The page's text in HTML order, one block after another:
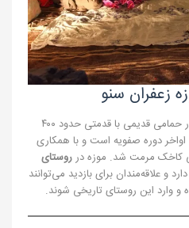
زعفران سنو
این موزه در ۲۹ اردیبهشت ۱۳۹۰ در حمامی قدیمی با قدمتی حدود ۴۰۰
دوره صفویه است و با همکاری
کاخک مرمت شد. موزه درروستای
دارد و علاقه‌مندان برای بازدید می‌توانند
و وارد این روستای تاریخی شوند.